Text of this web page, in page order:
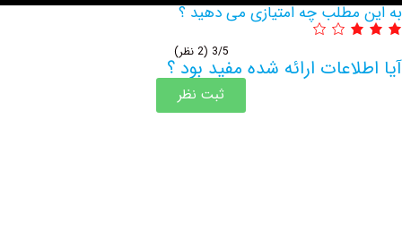
چه امتیازی می دهید ؟
ارائه شده مفید بود ؟
ثبت نظر